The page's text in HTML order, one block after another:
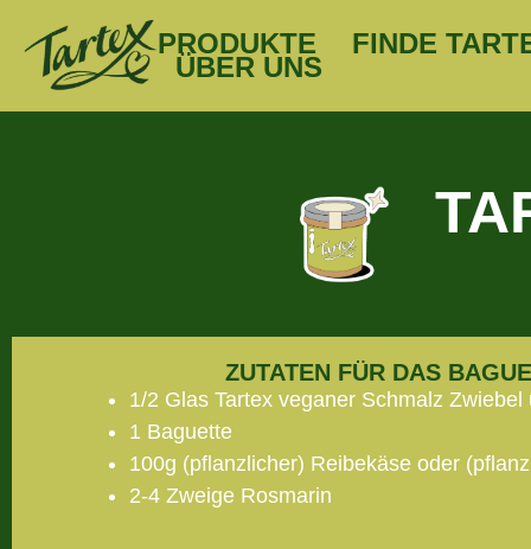
PRODUKTE FINDE
ÜBER UNS
ZUTATEN FÜR DAS
1/2 Glas Tartex veganer Schmalz
1 Baguette
100g (pflanzlicher) Reibekäse oder
2-4 Zweige Rosmarin